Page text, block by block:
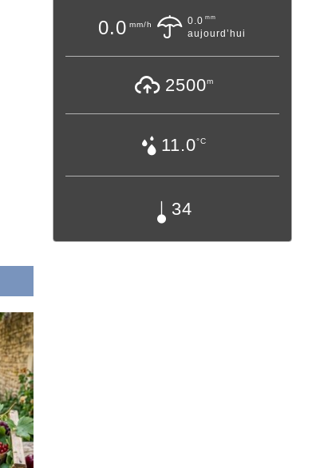
0.0 mm/h 0.0 mm
aujourd’hui
2500m
11.0°C
34